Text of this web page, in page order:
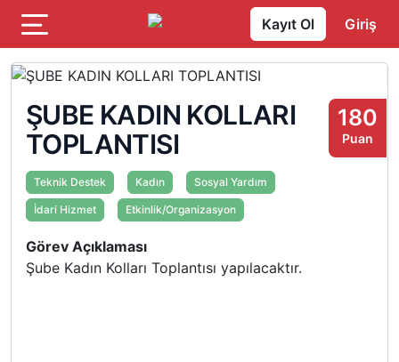
Kayıt Ol Giriş
180
Puan
ŞUBE KADIN KOLLARI
TOPLANTISI
Teknik Destek Kadın Sosyal Yardım
İdari Hizmet Etkinlik/Organizasyon
Görev Açıklaması
Şube Kadın Kolları Toplantısı yapılacaktır.